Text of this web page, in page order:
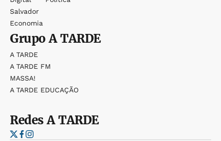
Salvador
Economia
GrupoA TARDE
A TARDE
A TARDE FM
MASSA!
A TARDE EDUCAÇÃO
RedesA TARDE